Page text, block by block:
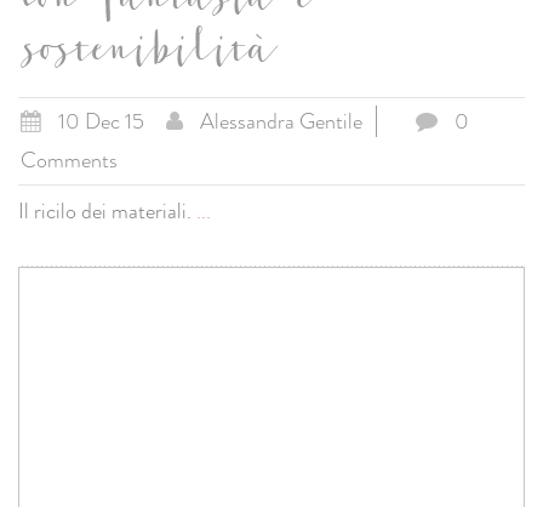
sostenibilità
10 Dec 15 Alessandra Gentile
0
Comments
Il ricilo dei materiali. ...